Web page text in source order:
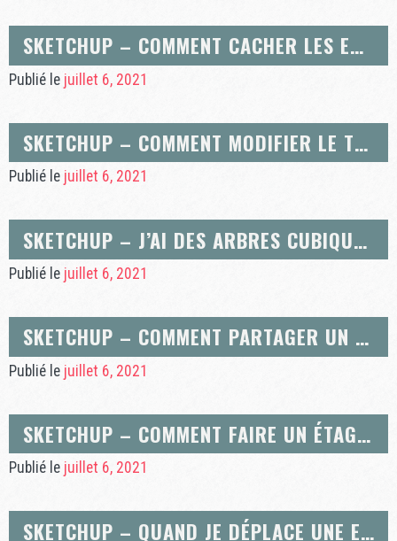
SKETCHUP – COMMENT CACHER LES EXTRÉMITÉS DE LIGNE OU LE DÉPASSEMENT D’ARÊTES
Publié le juillet 6, 2021
SKETCHUP – COMMENT MODIFIER LE TYPE DE LIGNE CONTINU EN TYPE DE LIGNE POINTILLÉ OU TIRETÉ/INTERROMPU ?
Publié le juillet 6, 2021
SKETCHUP – J’AI DES ARBRES CUBIQUES AVEC UNE TEXTURE LÉGÈREMENT TRANSPARENTE ET CERTAINS ARBRES QUI SE TROUVENT DERRIÈRE S’AFFICHENT EN AVANT-PLAN TOTAL.
Publié le juillet 6, 2021
SKETCHUP – COMMENT PARTAGER UN MODÈLE SKETCHUP AU FORMAT COLLADA (.DAE) DANS LA BANQUE D’IMAGES 3D DESKETCHUP ?
Publié le juillet 6, 2021
SKETCHUP – COMMENT FAIRE UN ÉTAGE DANS SKETCHUP ?
Publié le juillet 6, 2021
SKETCHUP – QUAND JE DÉPLACE UNE ENTITÉ D’UN CALQUE1 À UN CALQUE2, ELLE DEVIENT VISIBLE SI J’AFFICHE LES CALQUE1 ET CALQUE2, MAIS DISPARAÎT SI JE DÉSACTIVE CALQUE1